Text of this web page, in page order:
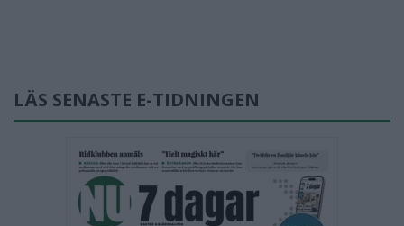
LÄS SENASTE E-TIDNINGEN